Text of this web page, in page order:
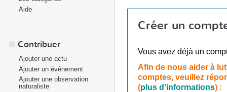
Créer un
Vous avez déjà un
Afin de nous aider à
comptes, veuillez
(plus d’informations) :
Aide
Contribuer
Ajouter une actu
Ajouter un évènement
Ajouter une observation
naturaliste